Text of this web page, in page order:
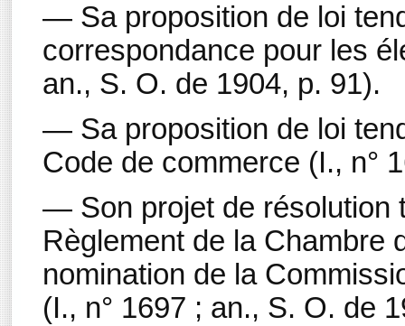
— Sa proposition de loi
correspondance pour les
an., S. O. de 1904, p. 91).
— Sa proposition de loi
Code de commerce (I., n°
— Son projet de résolution
Règlement de la Chambre
nomination de la
(I., n° 1697 ; an., S. O. de